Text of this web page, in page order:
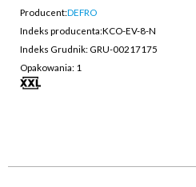
Producent:DEFRO
Indeks producenta:KCO-EV-8-N
Indeks Grudnik: GRU-00217175
Opakowania: 1